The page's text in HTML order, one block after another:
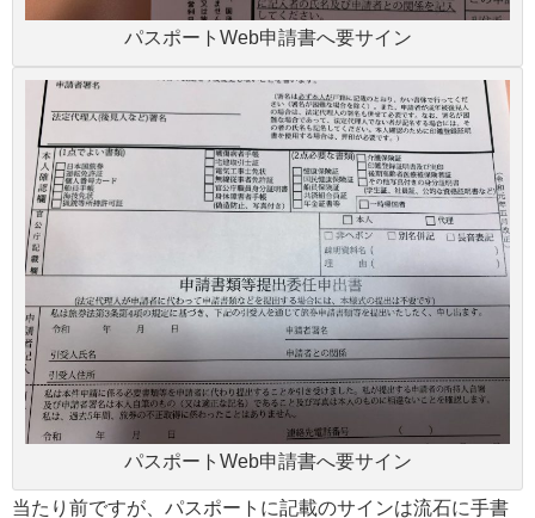
パスポートWeb申請書へ要サイン
パスポートWeb申請書へ要サイン
当たり前ですが、パスポートに記載のサインは流石に手書